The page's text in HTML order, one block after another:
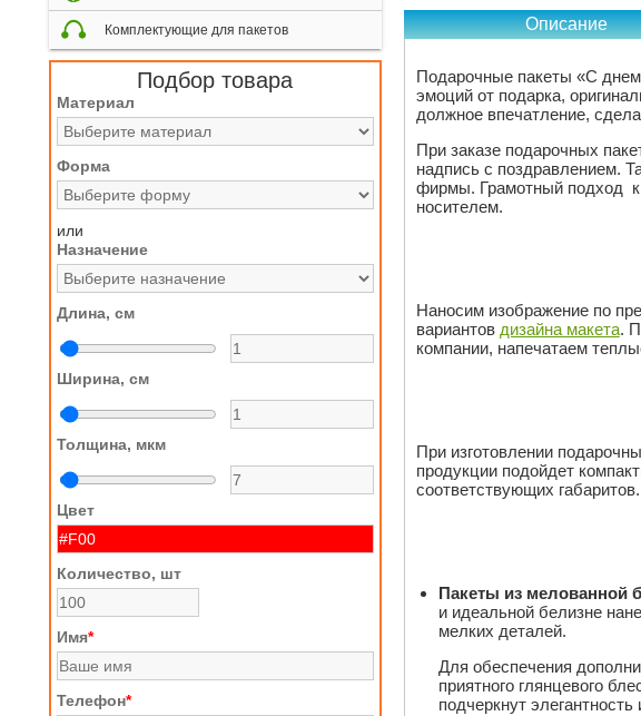
Комплектующие для пакетов
Подбор товара
Материал
Форма
или
Назначение
Длина, см
Ширина, см
Толщина, мкм
Цвет
Количество, шт
Имя*
Телефон*
Описание
Подарочные пакеты «С
эмоций от подарка,
должное впечатление,
При заказе подарочных
надпись с поздравлением.
фирмы. Грамотный подход к
носителем.
Наносим изображение по
вариантов дизайна макета.
компании, напечатаем
При изготовлении
продукции подойдет
соответствующих габаритов.
Пакеты из мелованной
и идеальной белизне
мелких деталей.
Для обеспечения
приятного глянцевого
подчеркнут элегантность